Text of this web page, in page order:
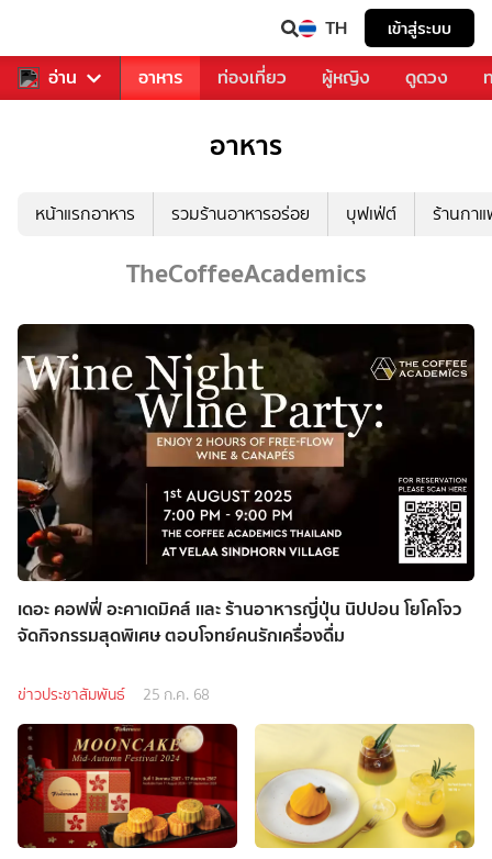
TH เข้าสู่ระบบ
อ่าน
รวงการเพลง อาหาร ท่องเที่ยว ผู้หญิง ดูดวง
อาหาร
หน้าแรกอาหาร รวมร้านอาหารอร่อย บุฟเฟ่ต์ ร้านกา
TheCoffeeAcademics
เดอะ คอฟฟี่ อะคาเดมิคส์ เเละ ร้านอาหารญี่ปุ่น นิปปอน โยโคโจว
จัดกิจกรรมสุดพิเศษ ตอบโจทย์คนรักเครื่องดื่ม
ข่าวประชาสัมพันธ์ 25 ก.ค. 68